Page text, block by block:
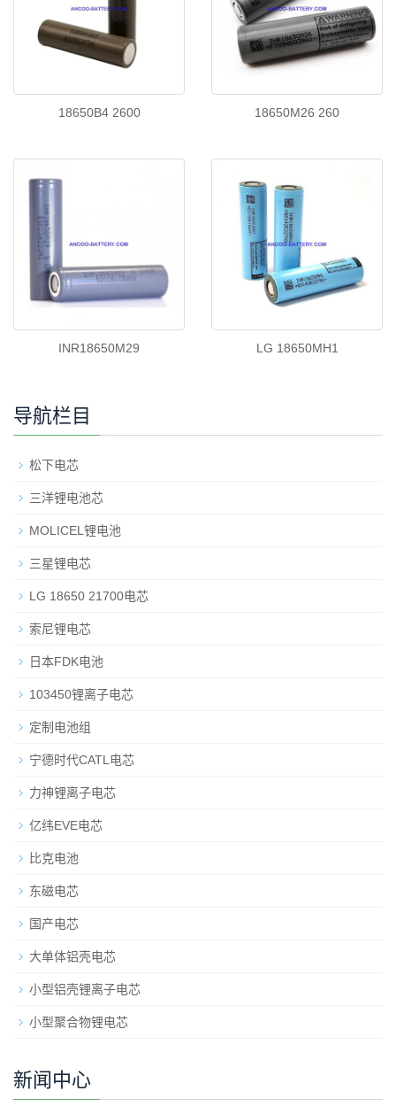
18650B4 2600 18650M26 260
INR18650M29 LG 18650MH1
导航栏目
松下电芯
三洋锂电池芯
MOLICEL锂电池
三星锂电芯
LG 18650 21700电芯
索尼锂电芯
日本FDK电池
103450锂离子电芯
定制电池组
宁德时代CATL电芯
力神锂离子电芯
亿纬EVE电芯
比克电池
东磁电芯
国产电芯
大单体铝壳电芯
小型铝壳锂离子电芯
小型聚合物锂电芯
新闻中心